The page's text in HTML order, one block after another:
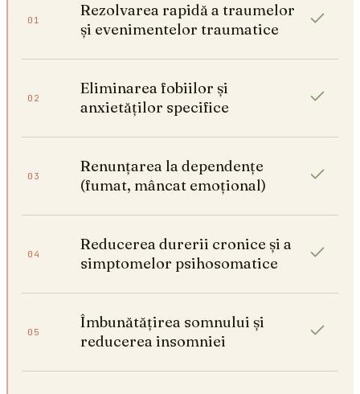
01
Rezolvarea rapidă a traumelor
și evenimentelor traumatice
02
Eliminarea fobiilor și
anxietăților specifice
03
Renunțarea la dependențe
(fumat, mâncat emoțional)
04
Reducerea durerii cronice și a
simptomelor psihosomatice
05
Îmbunătățirea somnului și
reducerea insomniei